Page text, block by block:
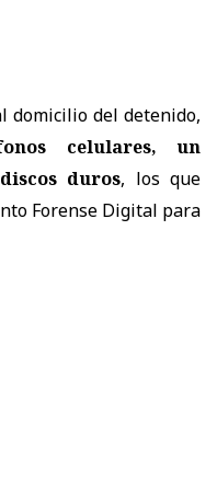
domicilio del detenido,
celulares, un
duros, los que
Forense Digital para